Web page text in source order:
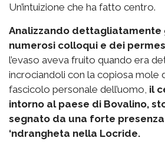
Un’intuizione che ha fatto centro.
Analizzando dettagliatamente
numerosi colloqui e dei
l’evaso aveva fruito quando era
incrociandoli con la copiosa mole
fascicolo personale dell’uomo, il
intorno al paese di Bovalino,
segnato da una forte
‘ndrangheta nella Locride.